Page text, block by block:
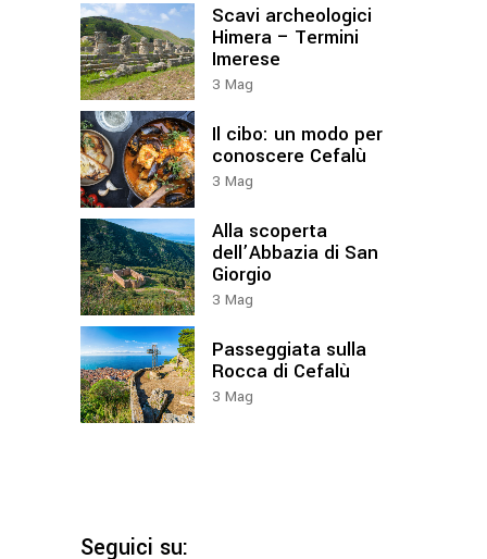
Scavi archeologici
Himera – Termini
Imerese
3 Mag
Il cibo: un modo per
conoscere Cefalù
3 Mag
Alla scoperta
dell’Abbazia di San
Giorgio
3 Mag
Passeggiata sulla
Rocca di Cefalù
3 Mag
Seguici su: